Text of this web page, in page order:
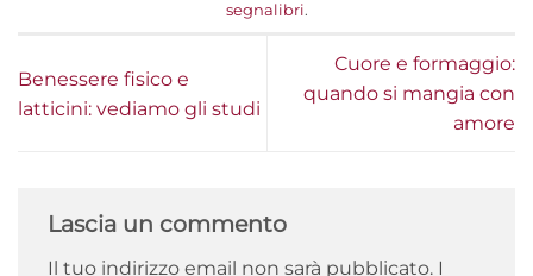
segnalibri.
Benessere fisico e
latticini: vediamo gli studi
Cuore e formaggio:
quando si mangia con
amore
Lascia un commento
Il tuo indirizzo email non sarà pubblicato. I